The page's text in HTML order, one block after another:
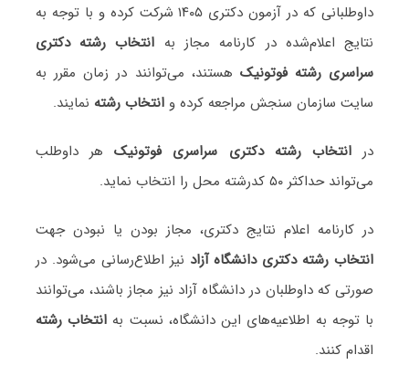
داوطلبانی که در آزمون دکتری ۱۴۰۵ شرکت کرده و با توجه به
نتایج اعلام‌شده در کارنامه مجاز به انتخاب رشته دکتری
سراسری رشته فوتونیک هستند، می‌توانند در زمان مقرر به
سایت سازمان سنجش مراجعه کرده و انتخاب رشته نمایند.
درانتخاب رشته دکتری سراسری فوتونیکهر داوطلب
می‌تواند حداکثر ۵۰ کدرشته محل را انتخاب نماید.
در کارنامه اعلام نتایج دکتری، مجاز بودن یا نبودن جهت
انتخاب رشته دکتری دانشگاه آزاد نیز اطلاع‌رسانی می‌شود. در
صورتی که داوطلبان در دانشگاه آزاد نیز مجاز باشند، می‌توانند
با توجه به اطلاعیه‌های این دانشگاه، نسبت به انتخاب رشته
اقدام کنند.